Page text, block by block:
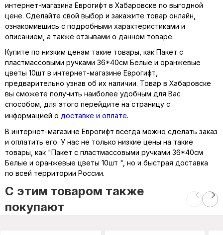
интернет-магазина Еврогифт в Хабаровске по выгодной
цене. Сделайте свой выбор и закажите товар онлайн,
ознакомившись с подробными характеристиками и
описанием, а также отзывами о данном товаре.
Купите по низким ценам такие товары, как Пакет с
пластмассовыми ручками 36*40см Белые и оранжевые
цветы 10шт в интернет-магазине Еврогифт,
предварительно узнав об их наличии. Товар в Хабаровске
вы сможете получить наиболее удобным для Вас
способом, для этого перейдите на страницу с
информацией о доставке и оплате.
В интернет-магазине Еврогифт всегда можно сделать заказ
и оплатить его. У нас не только низкие цены на такие
товары, как "Пакет с пластмассовыми ручками 36*40см
Белые и оранжевые цветы 10шт ", но и быстрая доставка
по всей территории России.
C этим товаром также
покупают